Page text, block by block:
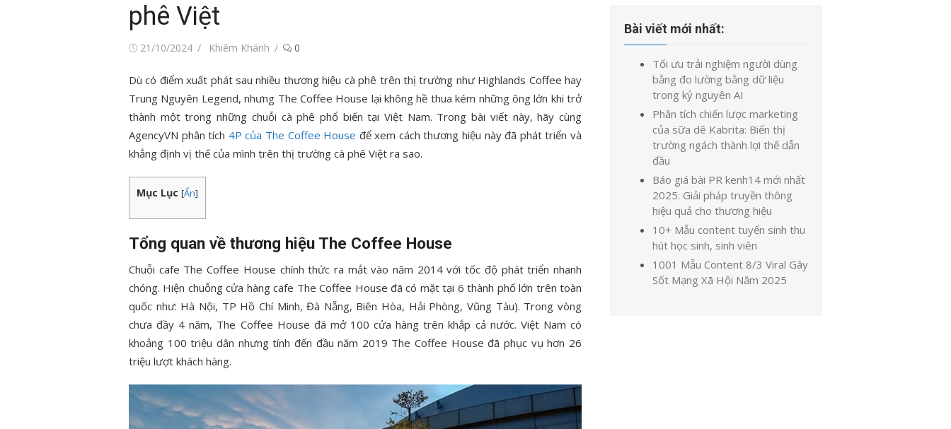
phê Việt
Đăng21/10/2024
Tác
Khiêm Khánh 0
Dù có điểm xuất phát sau nhiều thương hiệu cà phê trên thị trường như Highlands Coffee hay
Trung Nguyên Legend, nhưng The Coffee House lại không hề thua kém những ông lớn khi trở
thành một trong những chuỗi cà phê phổ biến tại Việt Nam. Trong bài viết này, hãy cùng
AgencyVN phân tích 4P của The Coffee House để xem cách thương hiệu này đã phát triển và
khẳng định vị thế của mình trên thị trường cà phê Việt ra sao.
Mục Lục [Ẩn]
Tổng quan về thương hiệu The Coffee House
Chuỗi cafe The Coffee House chính thức ra mắt vào năm 2014 với tốc độ phát triển nhanh
chóng. Hiện chuỗng cửa hàng cafe The Coffee House đã có mặt tại 6 thành phố lớn trên toàn
quốc như: Hà Nội, TP Hồ Chí Minh, Đà Nẵng, Biên Hòa, Hải Phòng, Vũng Tàu). Trong vòng
chưa đầy 4 năm, The Coffee House đã mở 100 cửa hàng trên khắp cả nước. Việt Nam có
khoảng 100 triệu dân nhưng tính đến đầu năm 2019 The Coffee House đã phục vụ hơn 26
triệu lượt khách hàng.
Bài viết mới nhất:
Tối ưu trải nghiệm người dùng
bằng đo lường bằng dữ liệu
trong kỷ nguyên AI
Phân tích chiến lược marketing
của sữa dê Kabrita: Biến thị
trường ngách thành lợi thế dẫn
đầu
Báo giá bài PR kenh14 mới nhất
2025: Giải pháp truyền thông
hiệu quả cho thương hiệu
10+ Mẫu content tuyển sinh thu
hút học sinh, sinh viên
1001 Mẫu Content 8/3 Viral Gây
Sốt Mạng Xã Hội Năm 2025